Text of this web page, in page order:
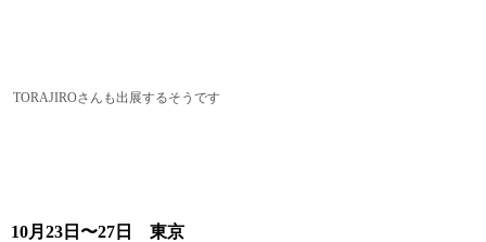
TORAJIROさんも出展するそうです
10月23日〜27日 東京